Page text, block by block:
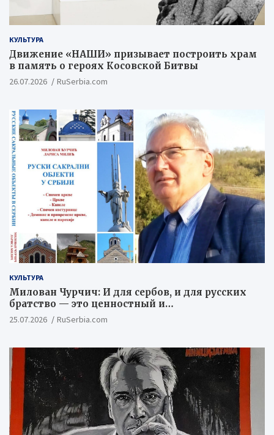
КУЛЬТУРА
Движение «НАШИ» призывает построить храм
в память о героях Косовской Битвы
26.07.2026 RuSerbia.com
КУЛЬТУРА
Милован Чурчич: И для сербов, и для русских
братство — это ценностный и
цивилизационный концепт
25.07.2026 RuSerbia.com